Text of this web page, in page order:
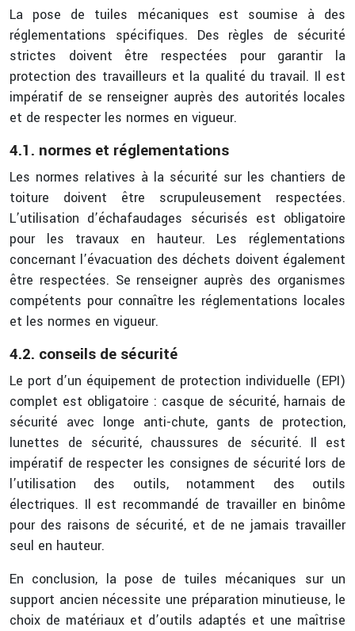
La pose de tuiles mécaniques est soumise à des
réglementations spécifiques. Des règles de sécurité
strictes doivent être respectées pour garantir la
protection des travailleurs et la qualité du travail. Il est
impératif de se renseigner auprès des autorités locales
et de respecter les normes en vigueur.
4.1. normes et réglementations
Les normes relatives à la sécurité sur les chantiers de
toiture doivent être scrupuleusement respectées.
L’utilisation d’échafaudages sécurisés est obligatoire
pour les travaux en hauteur. Les réglementations
concernant l’évacuation des déchets doivent également
être respectées. Se renseigner auprès des organismes
compétents pour connaître les réglementations locales
et les normes en vigueur.
4.2. conseils de sécurité
Le port d’un équipement de protection individuelle (EPI)
complet est obligatoire : casque de sécurité, harnais de
sécurité avec longe anti-chute, gants de protection,
lunettes de sécurité, chaussures de sécurité. Il est
impératif de respecter les consignes de sécurité lors de
l’utilisation des outils, notamment des outils
électriques. Il est recommandé de travailler en binôme
pour des raisons de sécurité, et de ne jamais travailler
seul en hauteur.
En conclusion, la pose de tuiles mécaniques sur un
support ancien nécessite une préparation minutieuse, le
choix de matériaux et d’outils adaptés et une maîtrise